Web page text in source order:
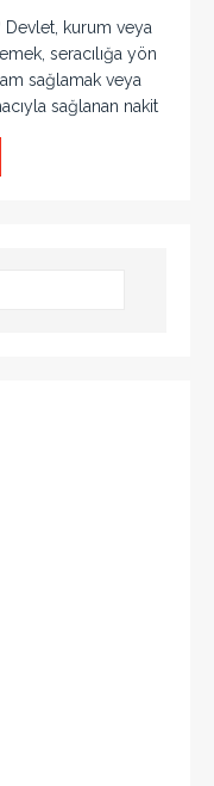
Devlet, kurum veya
seracılığa yön
sağlamak veya
sağlanan nakit